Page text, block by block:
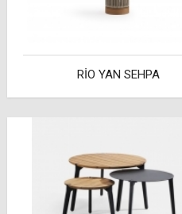
RİO YAN SEHPA